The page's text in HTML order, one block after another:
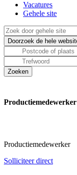
Vacatures
Gehele site
Productiemedewerker
Productiemedewerker
Solliciteer direct